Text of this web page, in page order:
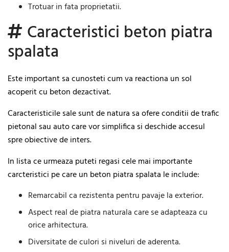
Trotuar in fata proprietatii.
Caracteristici beton piatra
spalata
Este important sa cunosteti cum va reactiona un sol
acoperit cu beton dezactivat.
Caracteristicile sale sunt de natura sa ofere conditii de trafic
pietonal sau auto care vor simplifica si deschide accesul
spre obiective de inters.
In lista ce urmeaza puteti regasi cele mai importante
carcteristici pe care un beton piatra spalata le include:
Remarcabil ca rezistenta pentru pavaje la exterior.
Aspect real de piatra naturala care se adapteaza cu
orice arhitectura.
Diversitate de culori si niveluri de aderenta.